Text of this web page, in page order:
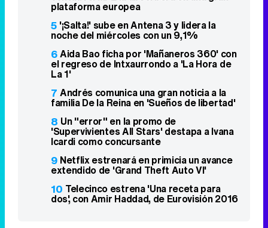
7 Andrés comunica una gran noticia a la
familia De la Reina en 'Sueños de libertad'
8Un "error" en la promo de
'Supervivientes All Stars' destapa a Ivana
Icardi como concursante
9 Netflix estrenará en primicia un avance
extendido de 'Grand Theft Auto VI'
10Telecinco estrena 'Una receta para
dos', con Amir Haddad, de Eurovisión 2016
Top Series
1 Vis a vis
2015 - 2019